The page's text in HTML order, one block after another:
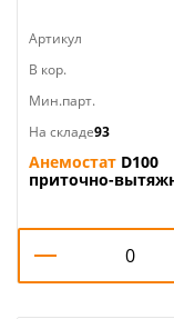
Артикул
В кор.
Мин.парт.
На складе93
Анемостат D100
приточно-
1/20